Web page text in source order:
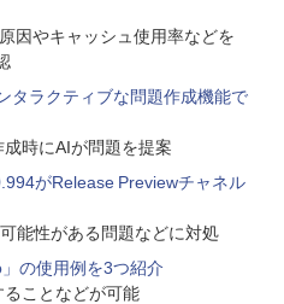
因やキャッシュ使用率などを
タラクティブな問題作成機能で
時にAIが問題を提案
がRelease Previewチャネル
能性がある問題などに対処
の使用例を3つ紹介
ことなどが可能